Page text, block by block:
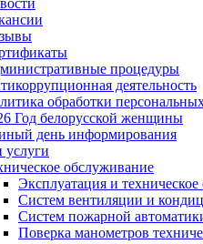
процедуры
деятельность
обработки
Год белорусской женщины
день информирования
услуги
обслуживание
Эксплуатация и
Систем вентиляции и
Систем пожарной
Поверка манометров